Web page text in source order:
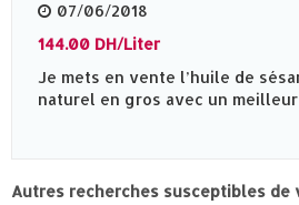
07/06/2018
144.00 DH/Liter
Je mets en vente l’huile de
naturel en gros avec un
Autres recherches susceptibles de